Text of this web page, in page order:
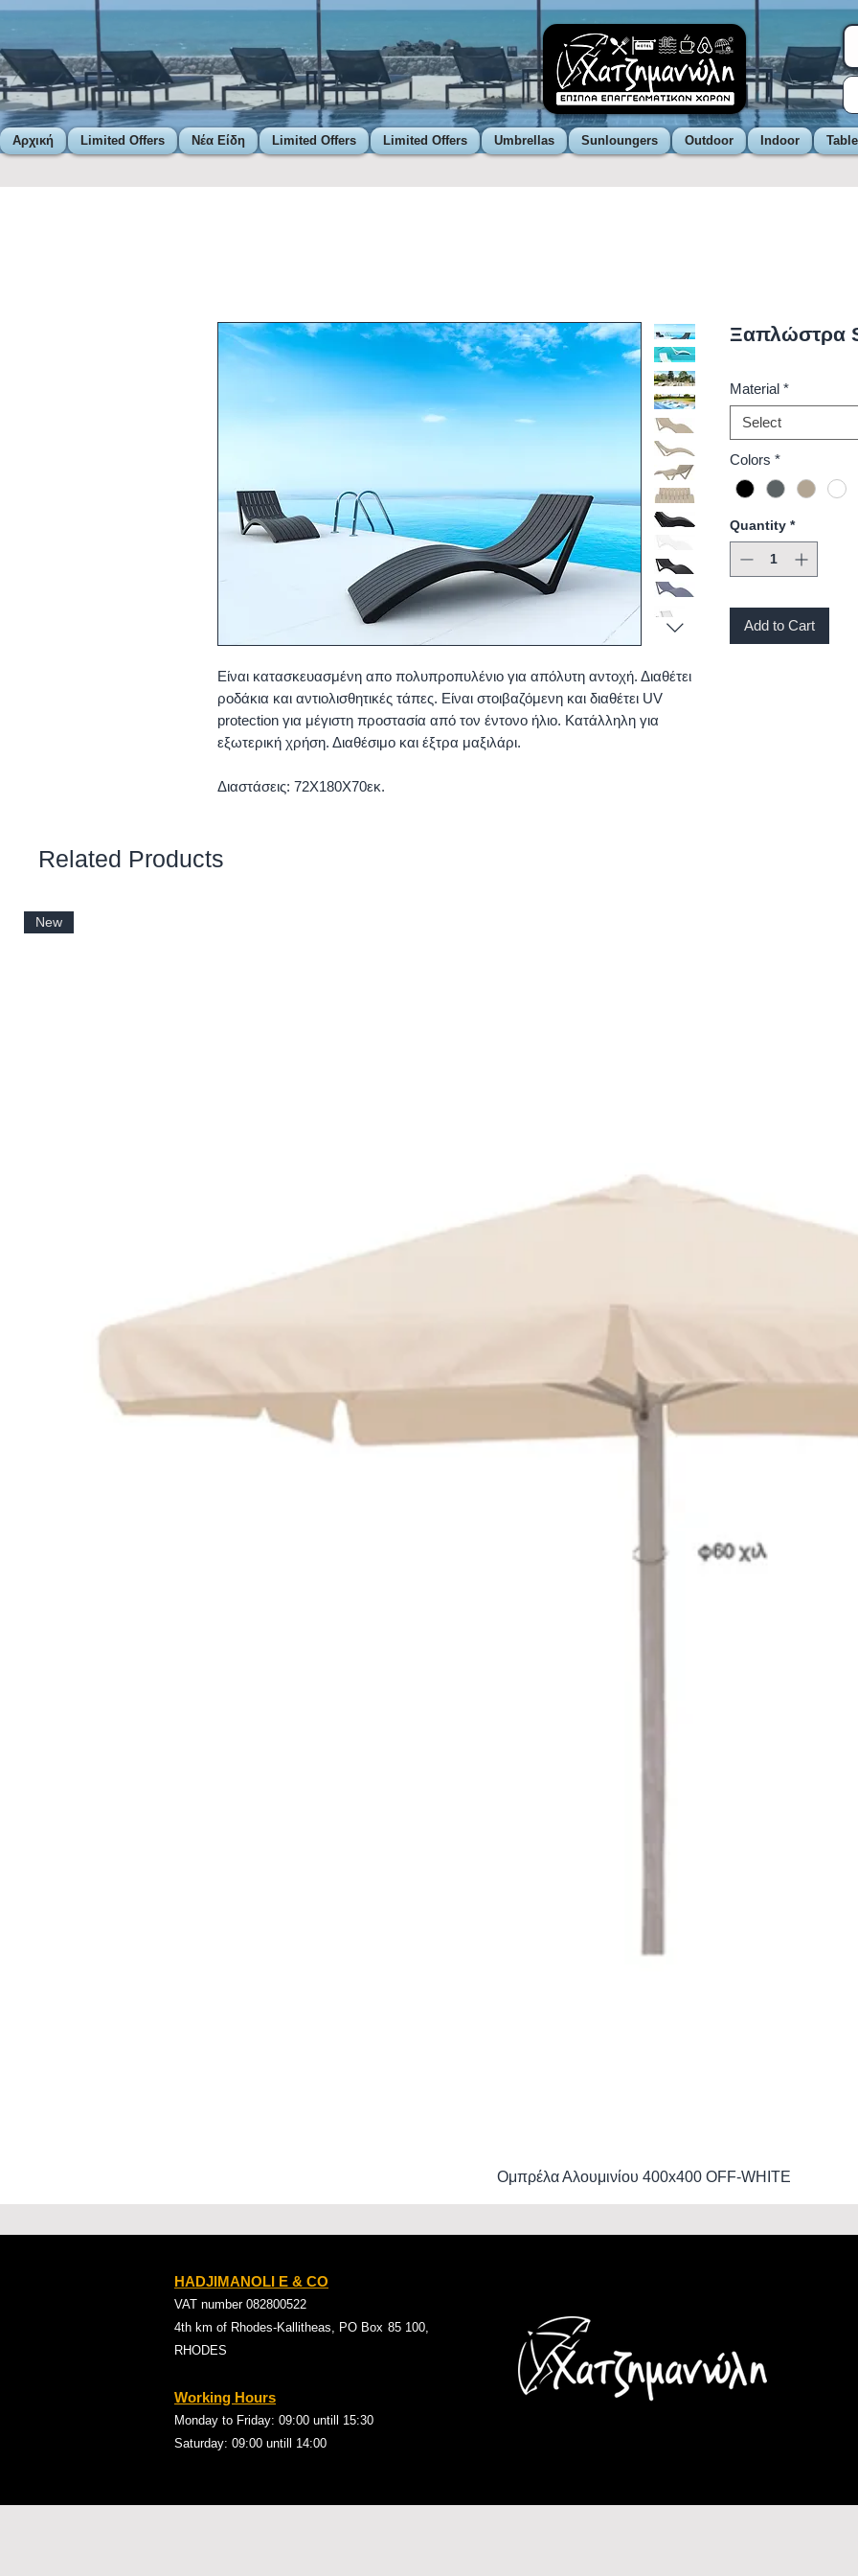
Αρχική Limited Offers Νέα Είδη Limited Offers Limited Offers Umbrellas Sunloungers Outdoor Indoor
Είναι κατασκευασμένη απο πολυπροπυλένιο για απόλυτη αντοχή. Διαθέτει
ροδάκια και αντιολισθητικές τάπες. Είναι στοιβαζόμενη και διαθέτει UV
protection για μέγιστη προστασία από τον έντονο ήλιο. Κατάλληλη για
εξωτερική χρήση. Διαθέσιμο και έξτρα μαξιλάρι.
Διαστάσεις: 72X180X70εκ.
Ξαπλώστρα
Material *
Select
Colors *
Quantity *
Add to Cart
Related Products
New
Ομπρέλα Αλουμινίου 400x400 OFF-WHITE
HADJIMANOLI E & CO
VAT number 082800522
4th km of Rhodes-Kallitheas, PO Box 85 100,
RHODES
Working Hours
Monday to Friday: 09:00 untill 15:30
Saturday: 09:00 untill 14:00